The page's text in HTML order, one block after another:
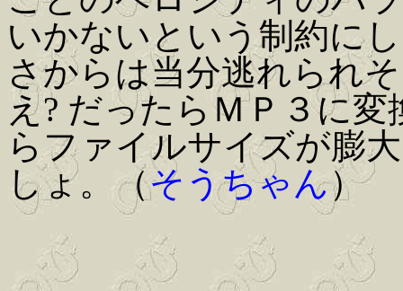
いかないという制約に
さからは当分逃れられ
え? だったらＭＰ３に
らファイルサイズが膨
しょ。（そうちゃん）